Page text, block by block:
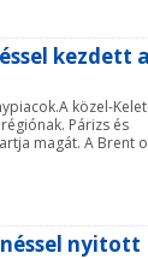
kezdett
közel-
Párizs és
magát. A Brent
nyitott